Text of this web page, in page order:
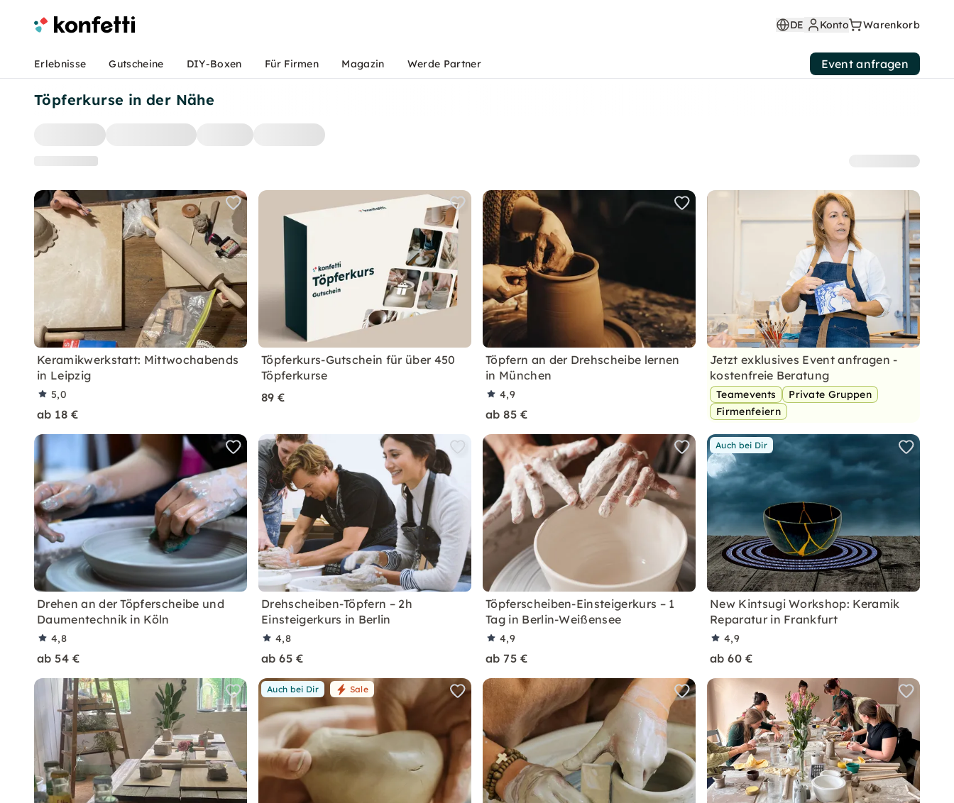
Töpferkurse in der Nähe
Keramikwerkstatt: Mittwochabends
in Leipzig
5,0
ab 18 €
Töpferkurs-Gutschein für über 450
Töpferkurse
89 €
Töpfern an der Drehscheibe lernen
in München
4,9
ab 85 €
Jetzt exklusives Event anfragen -
kostenfreie Beratung
Teamevents
Private Gruppen
Firmenfeiern
Drehen an der Töpferscheibe und
Daumentechnik in Köln
4,8
ab 54 €
Drehscheiben-Töpfern – 2h
Einsteigerkurs in Berlin
4,8
ab 65 €
Töpferscheiben-Einsteigerkurs – 1
Tag in Berlin-Weißensee
4,9
ab 75 €
Auch bei Dir
New Kintsugi Workshop: Keramik
Reparatur in Frankfurt
4,9
ab 60 €
Auch bei Dir Sale
DE Konto Warenkorb
Erlebnisse Gutscheine DIY-Boxen Für Firmen Magazin Werde Partner Event anfragen